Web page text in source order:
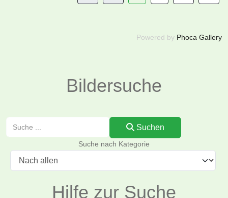
Powered by Phoca Gallery
Bildersuche
Suchen
Suchen
Suche nach Kategorie
Hilfe zur Suche